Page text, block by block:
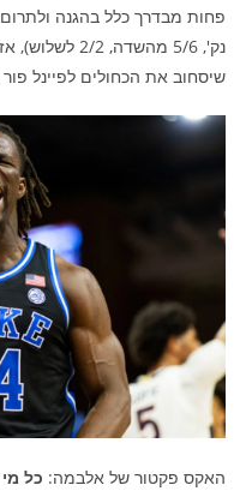
נק', 5/6 מהשדה,
שיסחוב את הכחולים לפיינל פור
האקס פקטור של אלבמה: כל